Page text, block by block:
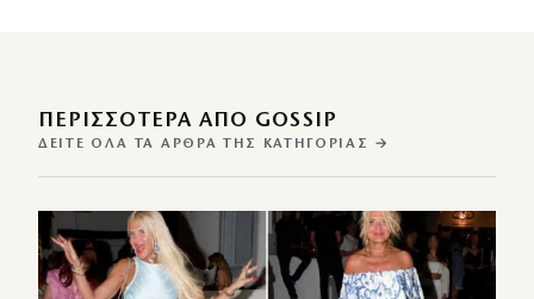
ΠΕΡΙΣΣΌΤΕΡΑ ΑΠΌ GOSSIP
ΔΕΊΤΕ ΌΛΑ ΤΑ ΆΡΘΡΑ ΤΗΣ ΚΑΤΗΓΟΡΊΑΣ →